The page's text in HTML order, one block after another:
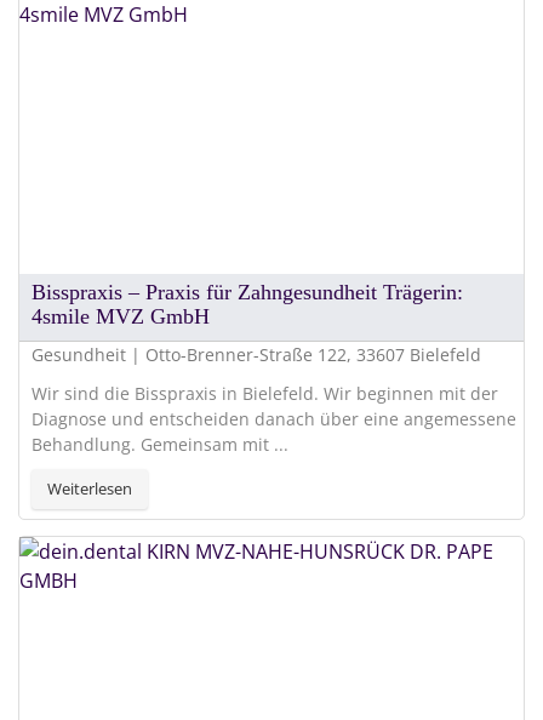
Bisspraxis – Praxis für Zahngesundheit Trägerin:
4smile MVZ GmbH
Gesundheit | Otto-Brenner-Straße 122, 33607 Bielefeld
Wir sind die Bisspraxis in Bielefeld. Wir beginnen mit der
Diagnose und entscheiden danach über eine angemessene
Behandlung. Gemeinsam mit ...
Weiterlesen